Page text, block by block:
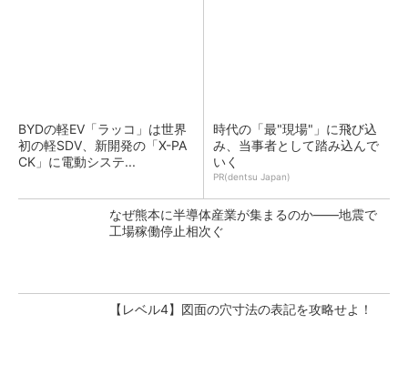
BYDの軽EV「ラッコ」は世界
初の軽SDV、新開発の「X-PA
CK」に電動システ...
時代の「最"現場"」に飛び込
み、当事者として踏み込んで
いく
PR(dentsu Japan)
なぜ熊本に半導体産業が集まるのか――地震で
工場稼働停止相次ぐ
【レベル4】図面の穴寸法の表記を攻略せよ！